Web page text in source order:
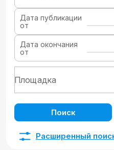
Дата публикации
от
Дата окончания
от
Поиск
Расширенный